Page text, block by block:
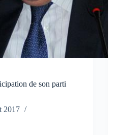
de son parti
2017